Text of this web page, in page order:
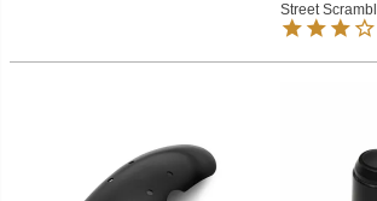
Street
Srrambler1200